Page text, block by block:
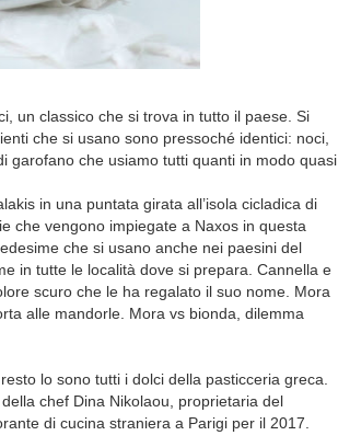
un classico che si trova in tutto il paese. Si
che si usano sono pressoché identici: noci,
garofano che usiamo tutti quanti in modo quasi
in una puntata girata all’isola cicladica di
che vengono impiegate a Naxos in questa
che si usano anche nei paesini del
in tutte le località dove si prepara. Cannella e
scuro che le ha regalato il suo nome. Mora
alle mandorle. Mora vs bionda, dilemma
lo sono tutti i dolci della pasticceria greca.
chef Dina Nikolaou, proprietaria del
di cucina straniera a Parigi per il 2017.